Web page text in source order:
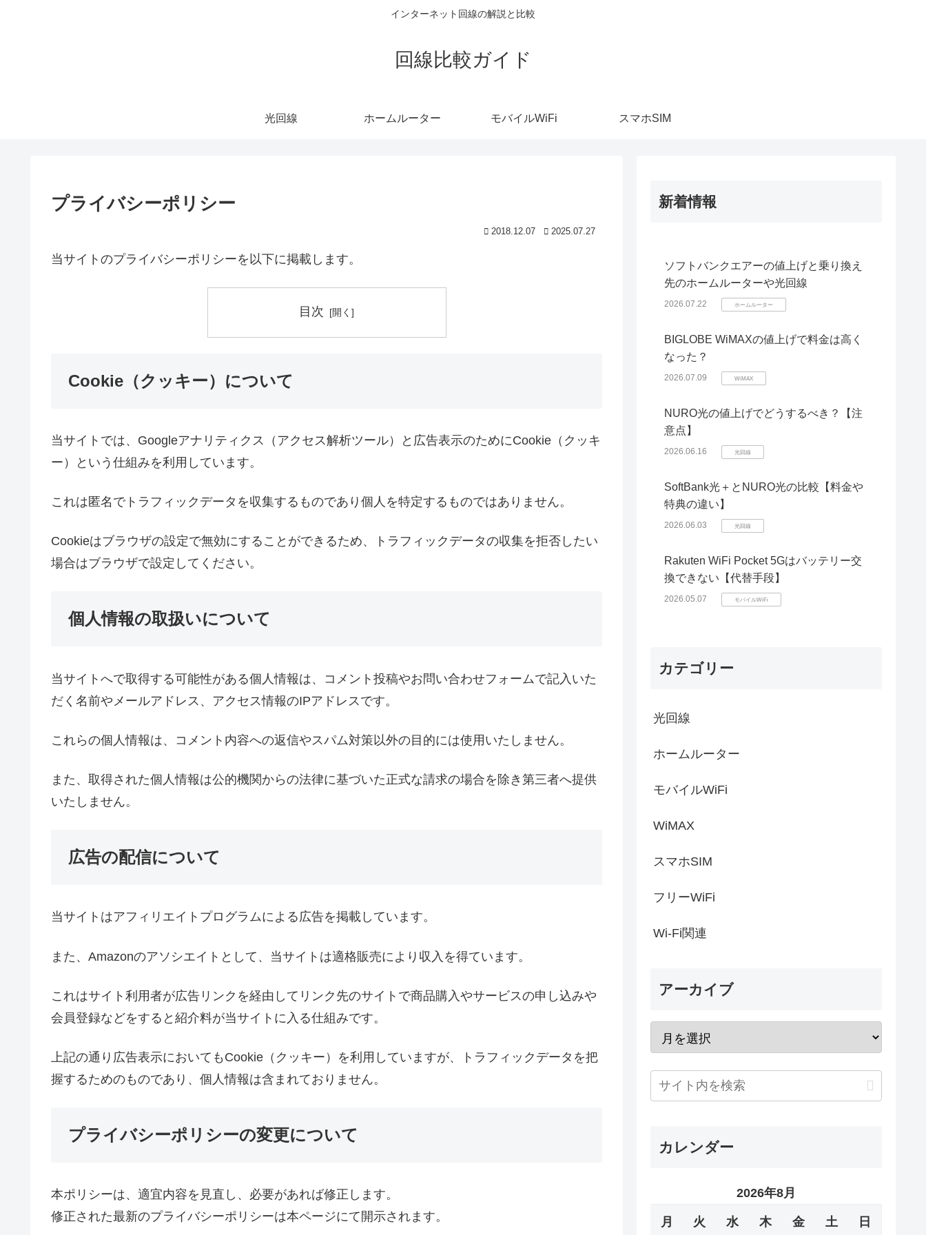
インターネット回線の解説と比較
回線比較ガイド
光回線 ホームルーター モバイルWiFi スマホSIM
プライバシーポリシー
2018.12.07 2025.07.27
当サイトのプライバシーポリシーを以下に掲載します。
目次
Cookie（クッキー）について
当サイトでは、Googleアナリティクス（アクセス解析ツール）と広告表示のためにCookie（クッキ
ー）という仕組みを利用しています。
これは匿名でトラフィックデータを収集するものであり個人を特定するものではありません。
Cookieはブラウザの設定で無効にすることができるため、トラフィックデータの収集を拒否したい
場合はブラウザで設定してください。
個人情報の取扱いについて
当サイトへで取得する可能性がある個人情報は、コメント投稿やお問い合わせフォームで記入いた
だく名前やメールアドレス、アクセス情報のIPアドレスです。
これらの個人情報は、コメント内容への返信やスパム対策以外の目的には使用いたしません。
また、取得された個人情報は公的機関からの法律に基づいた正式な請求の場合を除き第三者へ提供
いたしません。
広告の配信について
当サイトはアフィリエイトプログラムによる広告を掲載しています。
また、Amazonのアソシエイトとして、当サイトは適格販売により収入を得ています。
これはサイト利用者が広告リンクを経由してリンク先のサイトで商品購入やサービスの申し込みや
会員登録などをすると紹介料が当サイトに入る仕組みです。
上記の通り広告表示においてもCookie（クッキー）を利用していますが、トラフィックデータを把
握するためのものであり、個人情報は含まれておりません。
プライバシーポリシーの変更について
本ポリシーは、適宜内容を見直し、必要があれば修正します。
修正された最新のプライバシーポリシーは本ページにて開示されます。
新着情報
ソフトバンクエアーの値上げと乗り換え
先のホームルーターや光回線
2026.07.22 ホームルーター
BIGLOBE WiMAXの値上げで料金は高く
なった？
2026.07.09 WiMAX
NURO光の値上げでどうするべき？【注
意点】
2026.06.16 光回線
SoftBank光＋とNURO光の比較【料金や
特典の違い】
2026.06.03 光回線
Rakuten WiFi Pocket 5Gはバッテリー交
換できない【代替手段】
2026.05.07 モバイルWiFi
カテゴリー
光回線
ホームルーター
モバイルWiFi
WiMAX
スマホSIM
フリーWiFi
Wi-Fi関連
アーカイブ
カレンダー
2026年8月
月 火 水 木 金 土 日